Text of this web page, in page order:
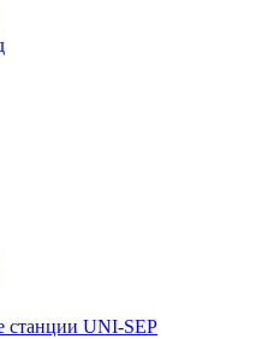
станции UNI-SEP